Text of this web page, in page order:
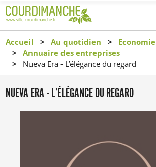
contenu
principal
Accueil Au quotidien
Annuaire des entreprises
Nueva Era - L’élégance du regard
NUEVA ERA - L’ÉLÉGANCE DU REGARD